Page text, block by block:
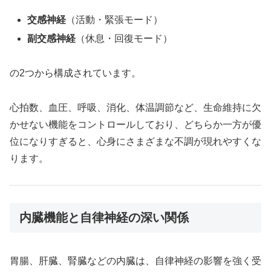
交感神経 （活動・緊張モード）
副交感神経 （休息・回復モード）
の2つから構成されています。
心拍数、血圧、呼吸、消化、体温調節など、生命維持に欠
かせない機能をコントロールしており、どちらか一方が優
位になりすぎると、心身にさまざまな不調が現れやすくな
ります。
内臓機能と自律神経の深い関係
胃腸、肝臓、腎臓などの内臓は、自律神経の影響を強く受